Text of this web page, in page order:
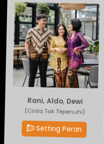
Rani, Aldo, Dewi
(Cinta Tak Tepenuhi)
Setting Peran